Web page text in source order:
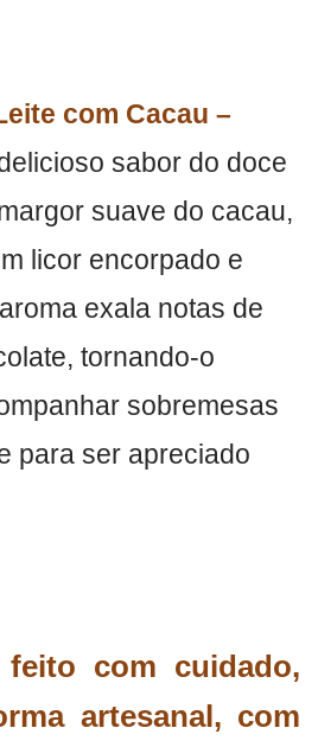
com Cacau –
sabor do doce
suave do cacau,
licor encorpado e
exala notas de
tornando-o
sobremesas
para ser apreciado
com cuidado,
artesanal, com